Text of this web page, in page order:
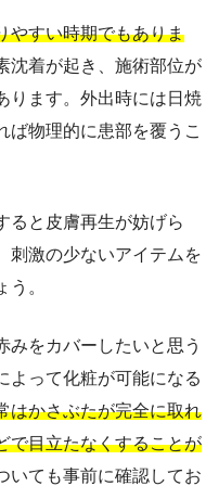
やすい時期でもありま
沈着が起き、施術部位が
ります。外出時には日焼
ば物理的に患部を覆うこ
ると皮膚再生が妨げら
刺激の少ないアイテムを
。
みをカバーしたいと思う
よって化粧が可能になる
はかさぶたが完全に取れ
で目立たなくすることが
いても事前に確認してお